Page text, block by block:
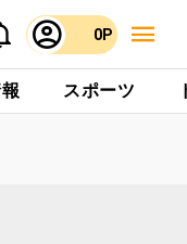
0P
スポーツ